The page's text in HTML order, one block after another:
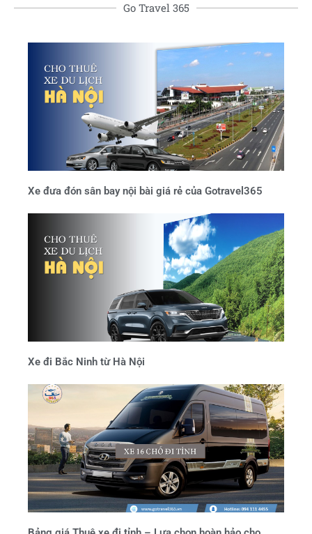
Go Travel 365
Xe đưa đón sân bay nội bài giá rẻ của Gotravel365
Xe đi Bắc Ninh từ Hà Nội